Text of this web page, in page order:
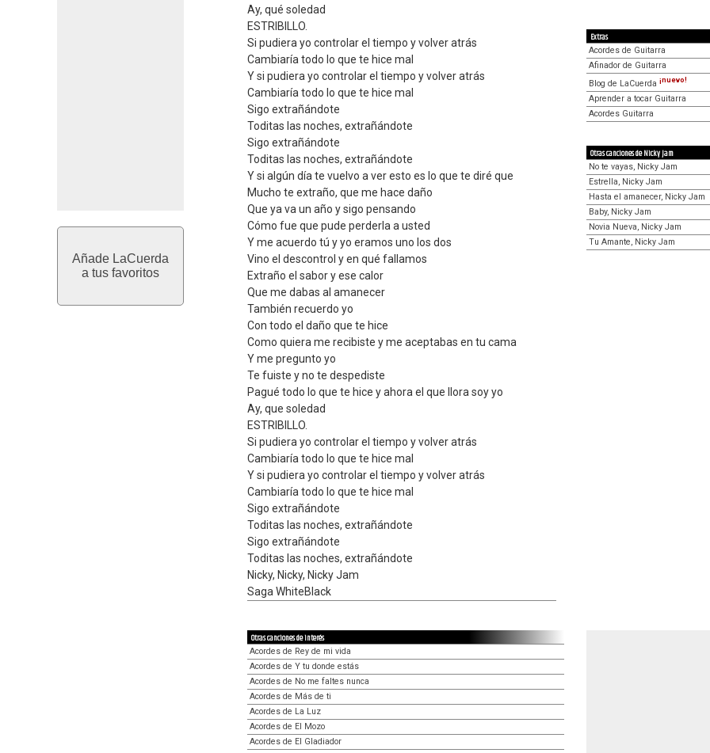
Añade LaCuerda
a tus favoritos
Ay, qué soledad
ESTRIBILLO.
Si pudiera yo controlar el tiempo y volver atrás
Cambiaría todo lo que te hice mal
Y si pudiera yo controlar el tiempo y volver atrás
Cambiaría todo lo que te hice mal
Sigo extrañándote
Toditas las noches, extrañándote
Sigo extrañándote
Toditas las noches, extrañándote
Y si algún día te vuelvo a ver esto es lo que te diré que
Mucho te extraño, que me hace daño
Que ya va un año y sigo pensando
Cómo fue que pude perderla a usted
Y me acuerdo tú y yo eramos uno los dos
Vino el descontrol y en qué fallamos
Extraño el sabor y ese calor
Que me dabas al amanecer
También recuerdo yo
Con todo el daño que te hice
Como quiera me recibiste y me aceptabas en tu cama
Y me pregunto yo
Te fuiste y no te despediste
Pagué todo lo que te hice y ahora el que llora soy yo
Ay, que soledad
ESTRIBILLO.
Si pudiera yo controlar el tiempo y volver atrás
Cambiaría todo lo que te hice mal
Y si pudiera yo controlar el tiempo y volver atrás
Cambiaría todo lo que te hice mal
Sigo extrañándote
Toditas las noches, extrañándote
Sigo extrañándote
Toditas las noches, extrañándote
Nicky, Nicky, Nicky Jam
Saga WhiteBlack
Extras
Acordes de Guitarra
Afinador de Guitarra
Blog de LaCuerda ¡nuevo!
Aprender a tocar Guitarra
Acordes Guitarra
Otras canciones de Nicky Jam
No te vayas, Nicky Jam
Estrella, Nicky Jam
Hasta el amanecer, Nicky Jam
Baby, Nicky Jam
Novia Nueva, Nicky Jam
Tu Amante, Nicky Jam
Otras canciones de interés
Acordes de Rey de mi vida
Acordes de Y tu donde estás
Acordes de No me faltes nunca
Acordes de Más de ti
Acordes de La Luz
Acordes de El Mozo
Acordes de El Gladiador